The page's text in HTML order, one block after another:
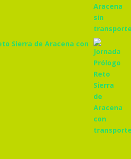
Sierra de Aracena con